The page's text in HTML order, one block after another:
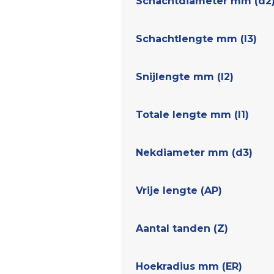
Schachtlengte mm (l3)
Snijlengte mm (l2)
Totale lengte mm (l1)
Nekdiameter mm (d3)
Vrije lengte (AP)
Aantal tanden (Z)
Hoekradius mm (ER)